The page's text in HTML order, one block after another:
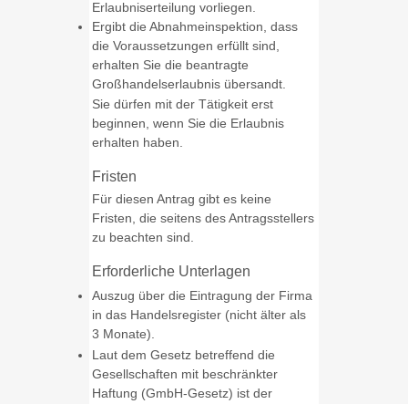
Erlaubniserteilung vorliegen.
Ergibt die Abnahmeinspektion, dass
die Voraussetzungen erfüllt sind,
erhalten Sie die beantragte
Großhandelserlaubnis übersandt.
Sie dürfen mit der Tätigkeit erst
beginnen, wenn Sie die Erlaubnis
erhalten haben.
Fristen
Für diesen Antrag gibt es keine
Fristen, die seitens des Antragsstellers
zu beachten sind.
Erforderliche Unterlagen
Auszug über die Eintragung der Firma
in das Handelsregister (nicht älter als
3 Monate).
Laut dem Gesetz betreffend die
Gesellschaften mit beschränkter
Haftung (GmbH-Gesetz) ist der